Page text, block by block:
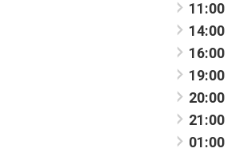
11:00
14:00
16:00
19:00
20:00
21:00
01:00